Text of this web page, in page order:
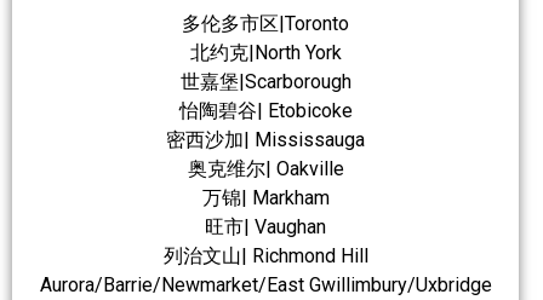
多伦多市区|Toronto
北约克|North York
世嘉堡|Scarborough
怡陶碧谷| Etobicoke
密西沙加| Mississauga
奥克维尔| Oakville
万锦| Markham
旺市| Vaughan
列治文山| Richmond Hill
Aurora/Barrie/Newmarket/East Gwillimbury/Uxbridge